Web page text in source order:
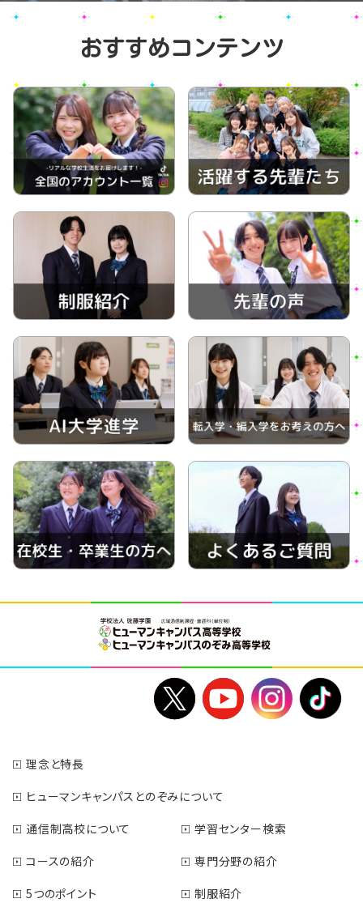
おすすめコンテンツ
理念と特長
ヒューマンキャンパスとのぞみについて
通信制高校について
学習センター検索
コースの紹介
専門分野の紹介
5つのポイント
制服紹介